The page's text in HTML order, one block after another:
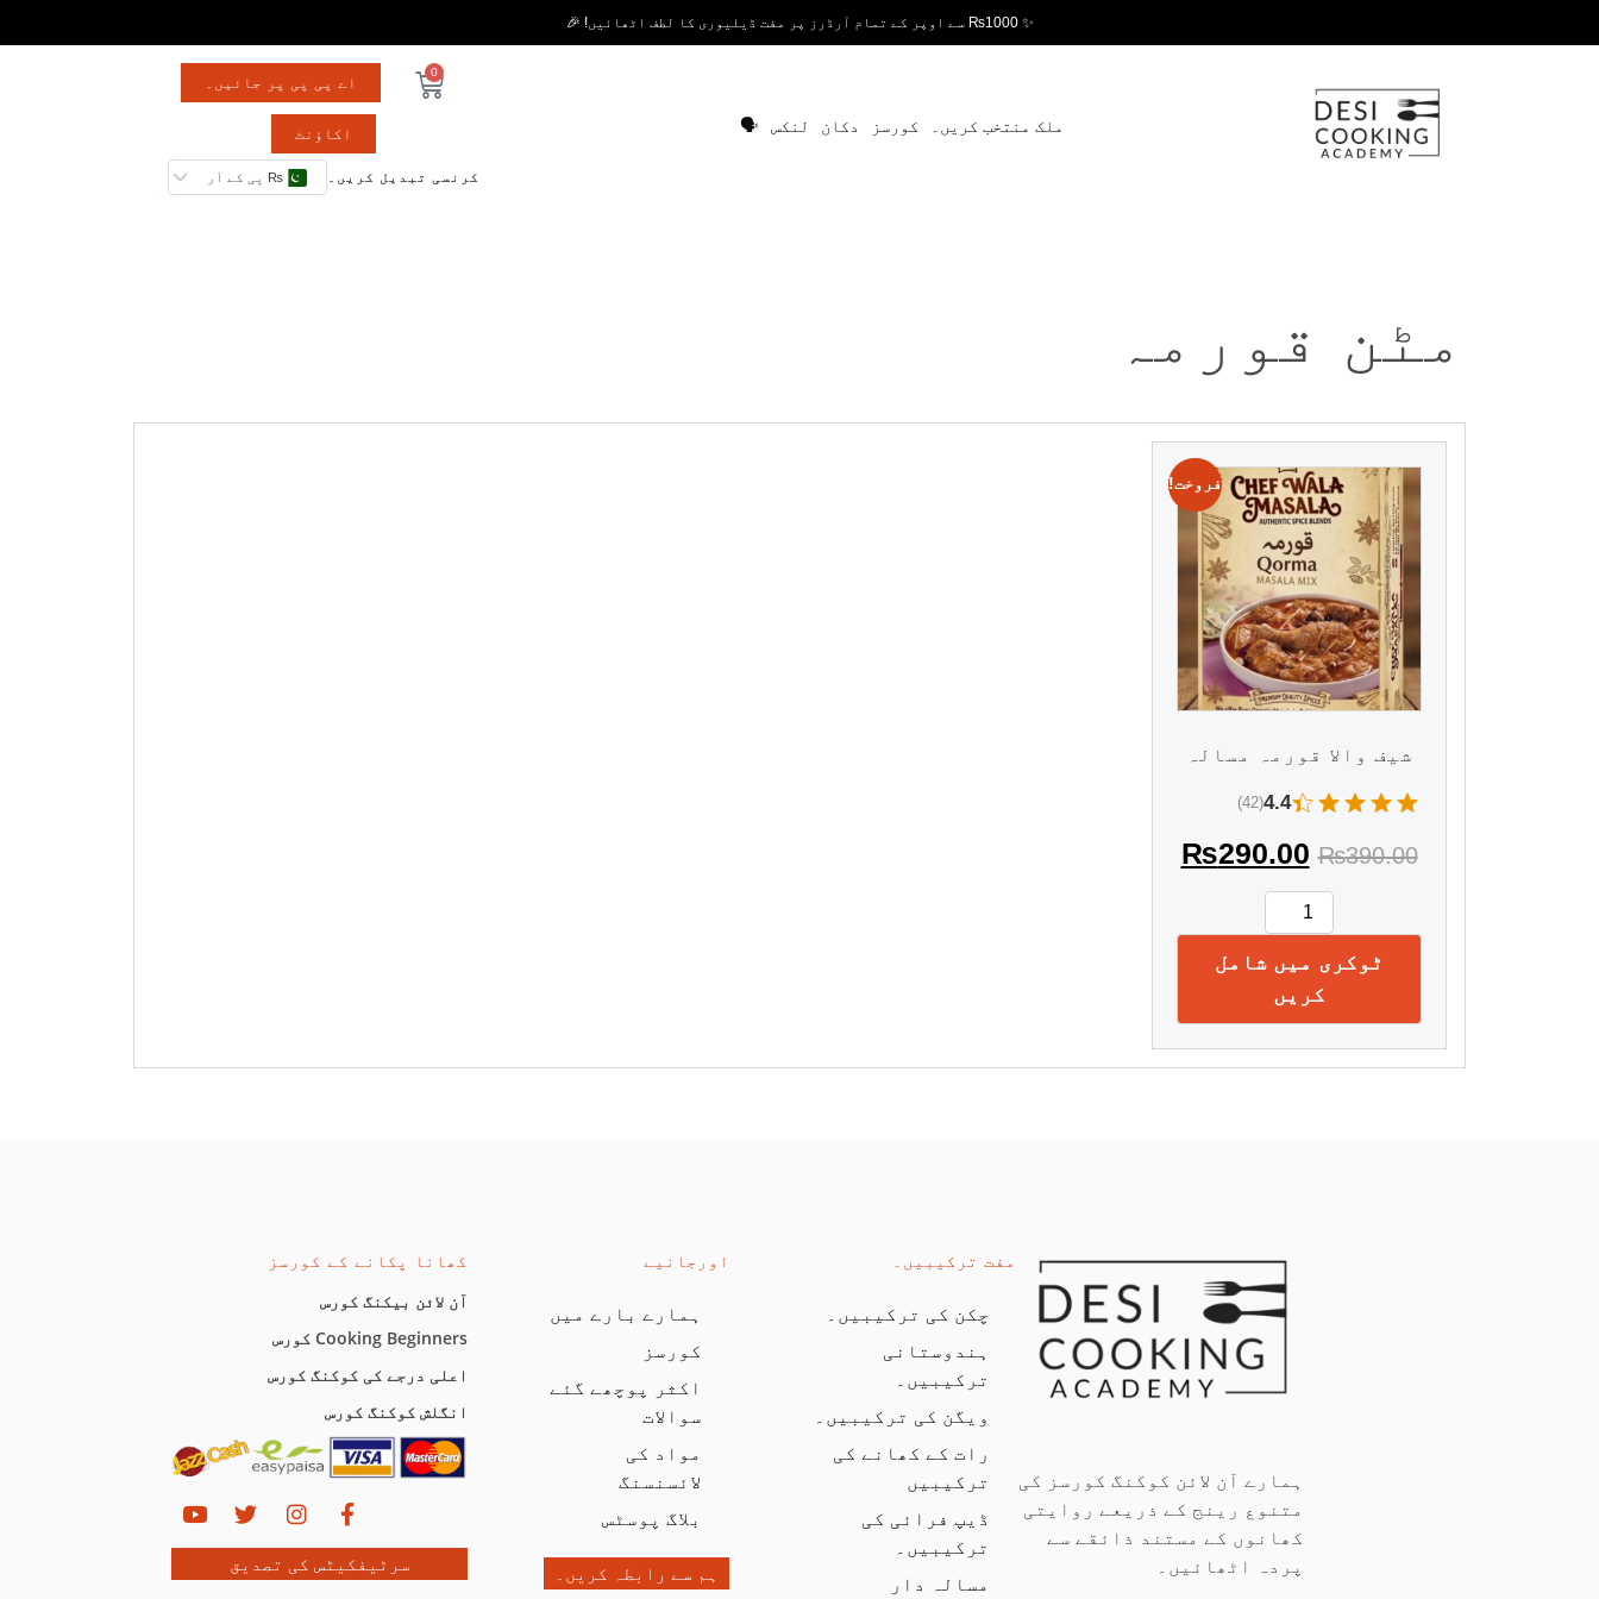
✨ ₨1000 سے اوپر کے تمام آرڈرز پر مفت ڈیلیوری کا لطف اٹھائیں! 🎉
ملک منتخب کریں۔ کورسز دکان لنکس 🗣️
0
اے پی پی پر جائیں۔
اکاؤنٹ
کرنسی تبدیل کریں۔ ₨ پی کے آر
مٹن قورمہ
فروخت!
شیف والا قورمہ مسالہ
4.4
(42)
₨390.00
₨290.00
ٹوکری میں شامل
کریں
ہمارے آن لائن کوکنگ کورسز کی
متنوع رینج کے ذریعے روایتی
کھانوں کے مستند ذائقے سے
پردہ اٹھائیں۔
مفت ترکیبیں۔
چکن کی ترکیبیں۔
ہندوستانی
ترکیبیں۔
ویگن کی ترکیبیں۔
رات کے کھانے کی
ترکیبیں
ڈیپ فرائی کی
ترکیبیں۔
مسالہ دار
اورجانیے
ہمارے بارے میں
کورسز
اکثر پوچھے گئے
سوالات
مواد کی
لائسنسنگ
بلاگ پوسٹس
ہم سے رابطہ کریں۔
کھانا پکانے کے کورسز
آن لائن بیکنگ کورس
Cooking Beginners کورس
اعلی درجے کی کوکنگ کورس
انگلش کوکنگ کورس
سرٹیفکیٹس کی تصدیق